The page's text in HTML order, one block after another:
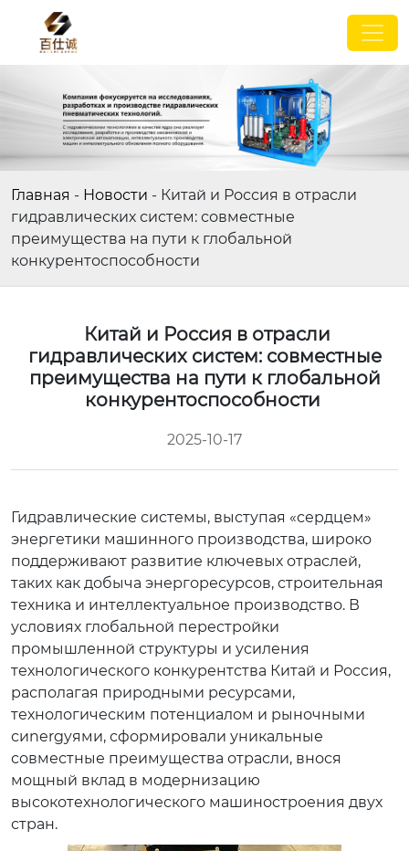
Главная - Новости - Китай и Россия в отрасли
гидравлических систем: совместные
преимущества на пути к глобальной
конкурентоспособности
Китай и Россия в отрасли
гидравлических систем: совместные
преимущества на пути к глобальной
конкурентоспособности
2025-10-17
Гидравлические системы, выступая «сердцем»
энергетики машинного производства, широко
поддерживают развитие ключевых отраслей,
таких как добыча энергоресурсов, строительная
техника и интеллектуальное производство. В
условиях глобальной перестройки
промышленной структуры и усиления
технологического конкурентства Китай и Россия,
располагая природными ресурсами,
технологическим потенциалом и рыночными
сиnergyями, сформировали уникальные
совместные преимущества отрасли, внося
мощный вклад в модернизацию
высокотехнологического машиностроения двух
стран.